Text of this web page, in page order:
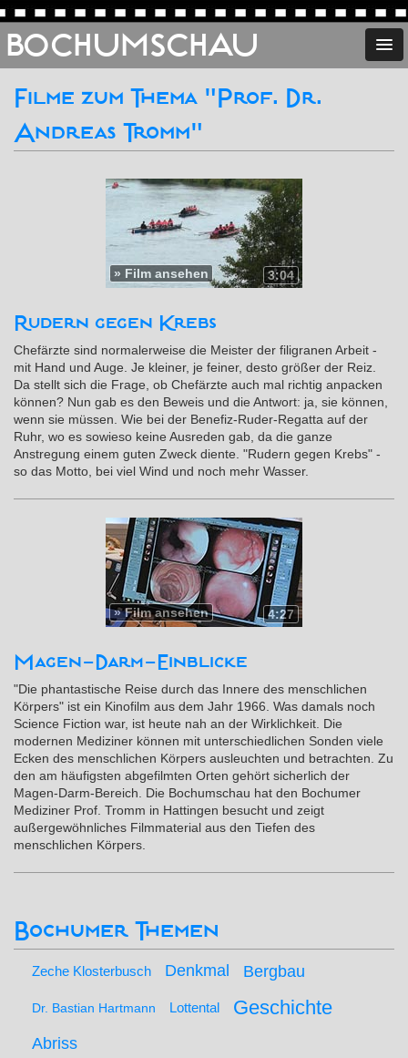
BOCHUMSCHAU
Filme zum Thema "Prof. Dr.
Andreas Tromm"
3:04
» Film ansehen
Rudern gegen Krebs
Chefärzte sind normalerweise die Meister der filigranen Arbeit -
mit Hand und Auge. Je kleiner, je feiner, desto größer der Reiz.
Da stellt sich die Frage, ob Chefärzte auch mal richtig anpacken
können? Nun gab es den Beweis und die Antwort: ja, sie können,
wenn sie müssen. Wie bei der Benefiz-Ruder-Regatta auf der
Ruhr, wo es sowieso keine Ausreden gab, da die ganze
Anstregung einem guten Zweck diente. "Rudern gegen Krebs" -
so das Motto, bei viel Wind und noch mehr Wasser.
4:27
»Film ansehen
Magen-Darm-Einblicke
"Die phantastische Reise durch das Innere des menschlichen
Körpers" ist ein Kinofilm aus dem Jahr 1966. Was damals noch
Science Fiction war, ist heute nah an der Wirklichkeit. Die
modernen Mediziner können mit unterschiedlichen Sonden viele
Ecken des menschlichen Körpers ausleuchten und betrachten. Zu
den am häufigsten abgefilmten Orten gehört sicherlich der
Magen-Darm-Bereich. Die Bochumschau hat den Bochumer
Mediziner Prof. Tromm in Hattingen besucht und zeigt
außergewöhnliches Filmmaterial aus den Tiefen des
menschlichen Körpers.
Bochumer Themen
Zeche Klosterbusch Denkmal Bergbau
Dr. Bastian Hartmann Lottental Geschichte
Abriss